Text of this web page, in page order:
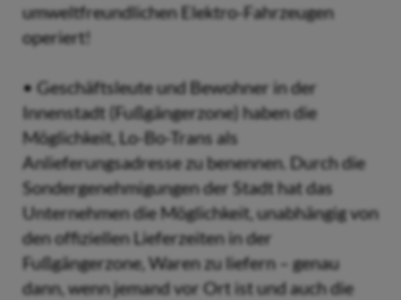
umweltfreundlichen Elektro-Fahrzeugen
operiert!
• Geschäftsleute und Bewohner in der
Innenstadt (Fußgängerzone) haben die
Möglichkeit, Lo-Bo-Trans als
Anlieferungsadresse zu benennen. Durch die
Sondergenehmigungen der Stadt hat das
Unternehmen die Möglichkeit, unabhängig von
den offiziellen Lieferzeiten in der
Fußgängerzone, Waren zu liefern – genau
dann, wenn jemand vor Ort ist und auch die